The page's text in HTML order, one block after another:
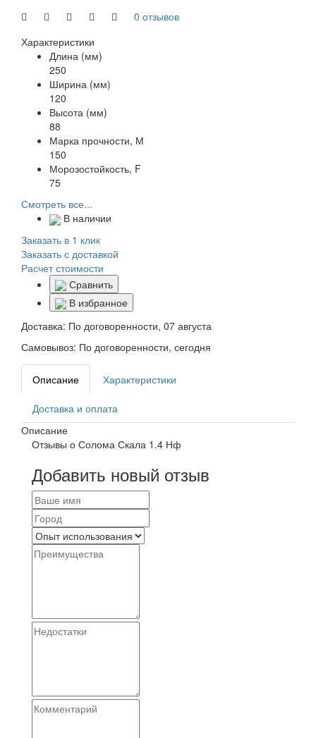
0 отзывов
Характеристики
Длина (мм)
250
Ширина (мм)
120
Высота (мм)
88
Марка прочности, М
150
Морозостойкость, F
75
Смотреть все...
В наличии
Заказать в 1 клик
Заказать с доставкой
Расчет стоимости
Сравнить
В избранное
Доставка: По договоренности, 07 августа
Самовывоз: По договоренности, сегодня
Описание Характеристики
Доставка и оплата
Описание
Отзывы о Солома Скала 1.4 Нф
Добавить новый отзыв